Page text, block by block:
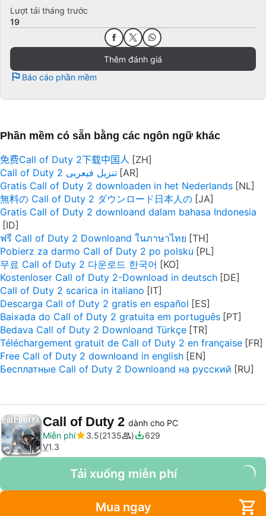
Lượt tải tháng trước
19
Thêm đánh giá
Báo cáo phần mềm
Phần mềm có sẵn bằng các ngôn ngữ khác
免费Call of Duty 2下载中国人
Call of Duty 2 تنزيل فيعربى
Gratis Call of Duty 2 downloaden in het Nederlands
無料の Call of Duty 2 ダウンロード日本人の
Gratis Call of Duty 2 downloand dalam bahasa Indonesia
ฟรี Call of Duty 2 Downloand ในภาษาไทย
Pobierz za darmo Call of Duty 2 po polsku
무료 Call of Duty 2 다운로드 한국어
Kostenloser Call of Duty 2-Download in deutsch
Call of Duty 2 scarica in italiano
Descarga Call of Duty 2 gratis en español
Baixada do Call of Duty 2 gratuita em português
Bedava Call of Duty 2 Downloand Türkçe
Téléchargement gratuit de Call of Duty 2 en française
Free Call of Duty 2 downloand in english
Бесплатные Call of Duty 2 Downloand на русский
Call of Duty 2 dành cho PC
Miễn phí
3.5 2135
629
V1.3
Tải xuống miễn phí
Mua ngay